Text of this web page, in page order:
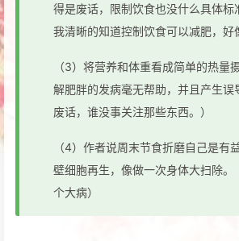
得是废话，限制饮食也没什么具体标
我清晰的知道控制饮食可以减肥，好
（3）将营养和体重看成简单的热量
解肥胖的发病毫无帮助，并且产生误
废话，谁没事关注那些东西。）
（4）作者说周末节食折磨自己是有
壁细胞再生，像做一次身体大扫除。
个大病）